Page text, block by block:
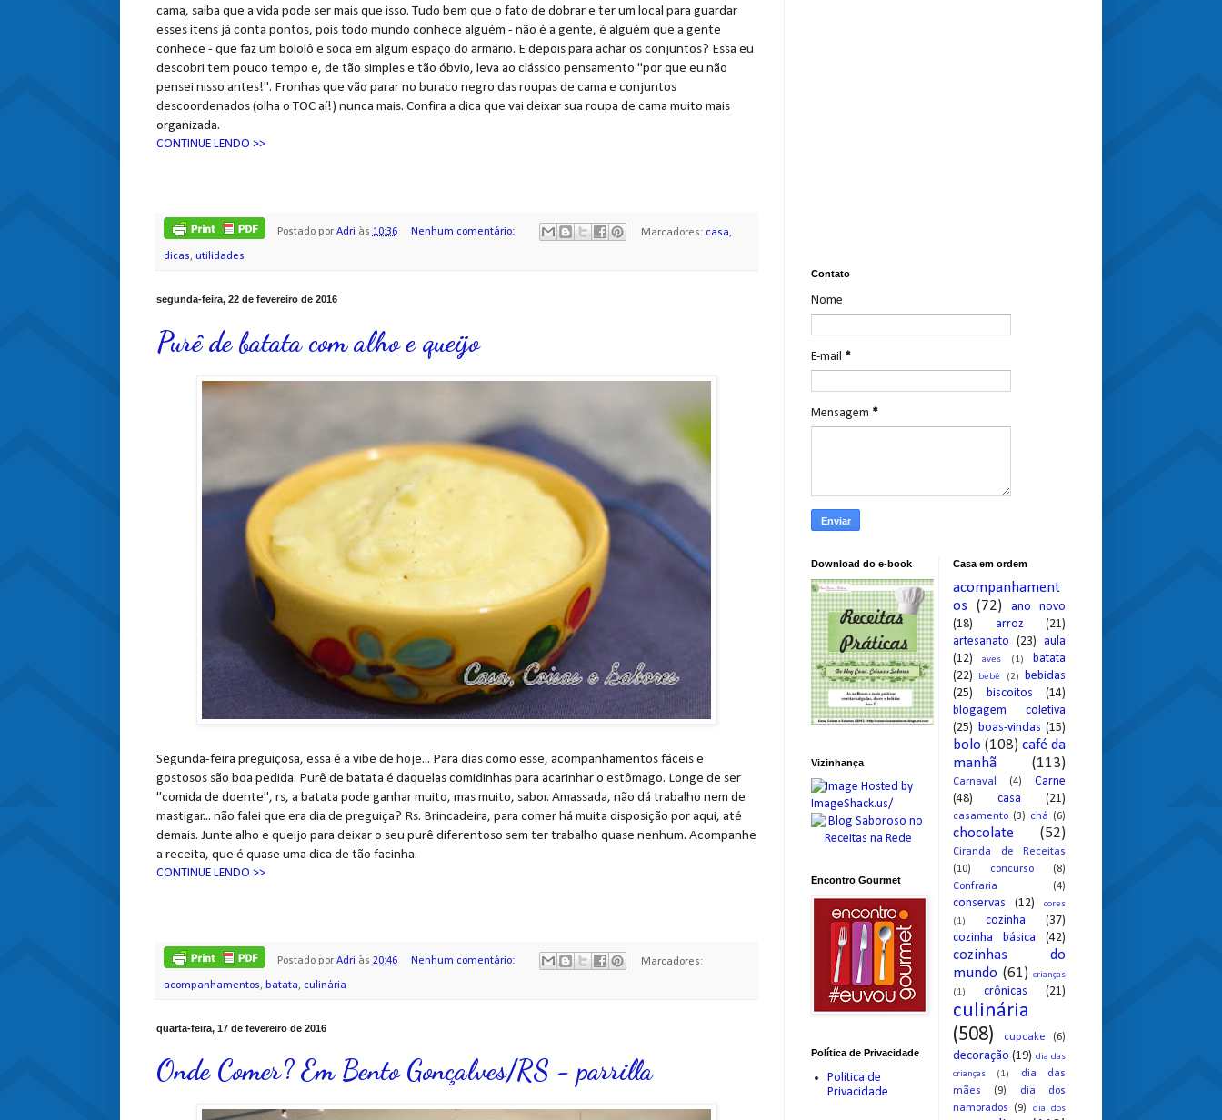
cama, saiba que a vida pode ser mais que isso. Tudo bem que o fato de dobrar e ter um local para guardar
esses itens já conta pontos, pois todo mundo conhece alguém - não é a gente, é alguém que a gente
conhece - que faz um bololô e soca em algum espaço do armário. E depois para achar os conjuntos? Essa eu
descobri tem pouco tempo e, de tão simples e tão óbvio, leva ao clássico pensamento "por que eu não
pensei nisso antes!". Fronhas que vão parar no buraco negro das roupas de cama e conjuntos
descoordenados (olha o TOC aí!) nunca mais. Confira a dica que vai deixar sua roupa de cama muito mais
organizada.
CONTINUE LENDO >>
Postado por Adri às10:36 Nenhum comentário: Marcadores: casa,
dicas, utilidades
segunda-feira, 22 de fevereiro de 2016
Purê de batata com alho e queijo
Segunda-feira preguiçosa, essa é a vibe de hoje... Para dias como esse, acompanhamentos fáceis e
gostosos são boa pedida. Purê de batata é daquelas comidinhas para acarinhar o estômago. Longe de ser
"comida de doente", rs, a batata pode ganhar muito, mas muito, sabor. Amassada, não dá trabalho nem de
mastigar... não falei que era dia de preguiça? Rs. Brincadeira, para comer há muita disposição por aqui, até
demais. Junte alho e queijo para deixar o seu purê diferentoso sem ter trabalho quase nenhum. Acompanhe
a receita, que é quase uma dica de tão facinha.
CONTINUE LENDO >>
Postado por Adri às 20:46 Nenhum comentário: Marcadores:
acompanhamentos, batata, culinária
quarta-feira, 17 de fevereiro de 2016
Onde Comer? Em Bento Gonçalves/RS - parrilla
Contato
Nome
E-mail *
Mensagem *
Download do e-book
Vizinhança
Encontro Gourmet
Política de Privacidade
Política de
Privacidade
Casa em ordem
acompanhament
os
(72)
ano novo
(18)
arroz
(21)
artesanato (23) aula
(12)
aves (1)
batata
(22)
bebê (2)
bebidas
(25)
biscoitos
(14)
blogagem coletiva
(25) boas-vindas (15)
bolo (108) café da
manhã
(113)
Carnaval (4)
Carne
(48)
casa (21)
casamento (3) chá (6)
chocolate (52)
Ciranda de Receitas
(10)
concurso
(8)
Confraria
(4)
conservas (12)
cores
(1)
cozinha
(37)
cozinha básica
(42)
cozinhas do
mundo (61) crianças
(1)
crônicas (21)
culinária
(508)
cupcake (6)
decoração (19) dia das
crianças
(1)
dia das
mães
(9)
dia dos
namorados
(9) dia dos